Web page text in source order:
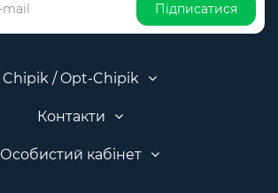
Підписатися
Chipik / Opt-Chipik
Контакти
Особистий кабінет